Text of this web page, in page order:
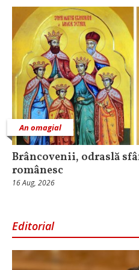
An omagial
Brâncovenii, odraslă
românesc
16 Aug, 2026
Editorial